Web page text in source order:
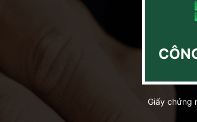
Giấy chứng